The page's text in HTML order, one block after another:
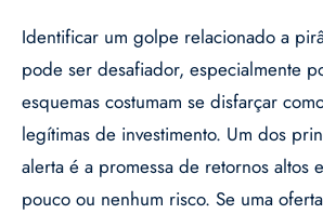
Identificar um golpe relacionado a
pode ser desafiador, especialmente
esquemas costumam se disfarçar
legítimas de investimento. Um dos
alerta é a promessa de retornos altos
pouco ou nenhum risco. Se uma